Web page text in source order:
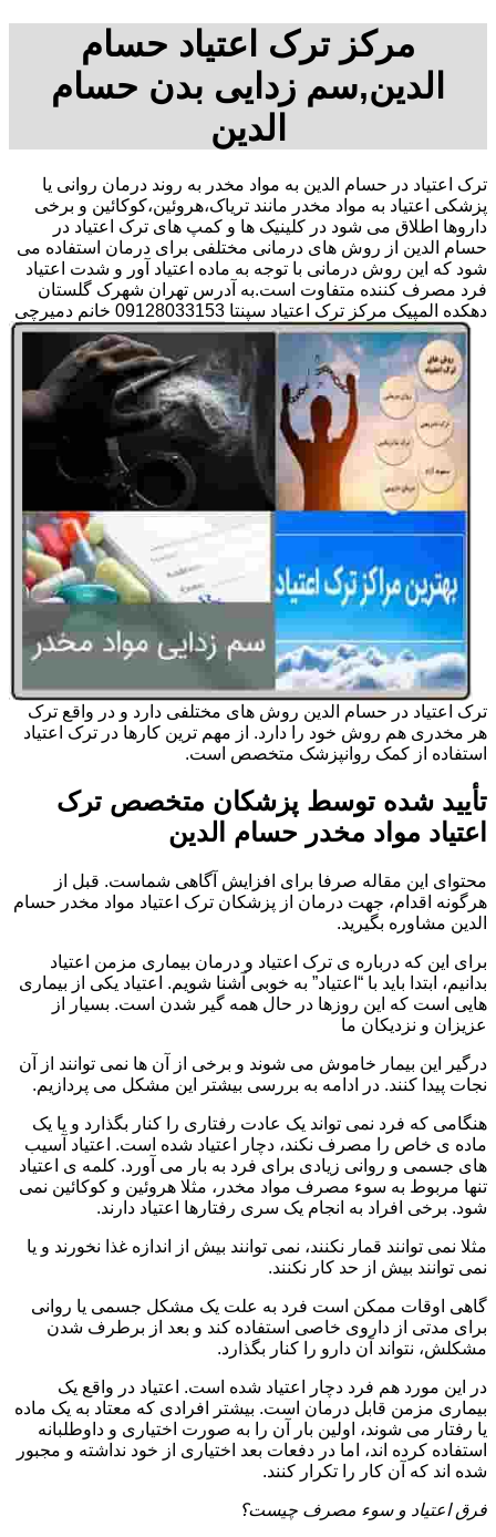
مرکز ترک اعتیاد حسام
الدین,سم زدایی بدن حسام
الدین
ترک اعتیاد در حسام الدین به مواد مخدر به روند درمان روانی یا
پزشکی اعتیاد به مواد مخدر مانند تریاک،هروئین،کوکائین و برخی
داروها اطلاق می شود در کلینیک ها و کمپ های ترک اعتیاد در
حسام الدین از روش های درمانی مختلفی برای درمان استفاده می
شود که این روش درمانی با توجه به ماده اعتیاد آور و شدت اعتیاد
فرد مصرف کننده متفاوت است.به آدرس تهران شهرک گلستان
دهکده المپیک مرکز ترک اعتیاد سپنتا 09128033153 خانم دمیرچی
ترک اعتیاد در حسام الدین روش های مختلفی دارد و در واقع ترک
هر مخدری هم روش خود را دارد. از مهم ترین کارها در ترک اعتیاد
استفاده از کمک روانپزشک متخصص است.
تأیید شده توسط پزشکان متخصص ترک
اعتیاد مواد مخدر حسام الدین
محتوای این مقاله صرفا برای افزایش آگاهی شماست. قبل از
هرگونه اقدام، جهت درمان از پزشکان ترک اعتیاد مواد مخدر حسام
الدین مشاوره بگیرید.
برای این که درباره ی ترک اعتیاد و درمان بیماری مزمن اعتیاد
بدانیم، ابتدا باید با “اعتیاد” به خوبی آشنا شویم. اعتیاد یکی از بیماری
هایی است که این روزها در حال همه گیر شدن است. بسیار از
عزیزان و نزدیکان ما
درگیر این بیمار خاموش می شوند و برخی از آن ها نمی توانند از آن
نجات پیدا کنند. در ادامه به بررسی بیشتر این مشکل می پردازیم.
هنگامی که فرد نمی تواند یک عادت رفتاری را کنار بگذارد و یا یک
ماده ی خاص را مصرف نکند، دچار اعتیاد شده است. اعتیاد آسیب
های جسمی و روانی زیادی برای فرد به بار می آورد. کلمه ی اعتیاد
تنها مربوط به سوء مصرف مواد مخدر، مثلا هروئین و کوکائین نمی
شود. برخی افراد به انجام یک سری رفتارها اعتیاد دارند.
مثلا نمی توانند قمار نکنند، نمی توانند بیش از اندازه غذا نخورند و یا
نمی توانند بیش از حد کار نکنند.
گاهی اوقات ممکن است فرد به علت یک مشکل جسمی یا روانی
برای مدتی از داروی خاصی استفاده کند و بعد از برطرف شدن
مشکلش، نتواند آن دارو را کنار بگذارد.
در این مورد هم فرد دچار اعتیاد شده است. اعتیاد در واقع یک
بیماری مزمن قابل درمان است. بیشتر افرادی که معتاد به یک ماده
یا رفتار می شوند، اولین بار آن را به صورت اختیاری و داوطلبانه
استفاده کرده اند، اما در دفعات بعد اختیاری از خود نداشته و مجبور
شده اند که آن کار را تکرار کنند.
فرق اعتیاد و سوء مصرف چیست؟